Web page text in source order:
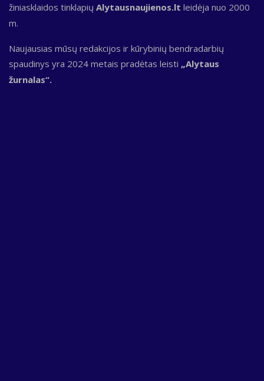
žiniasklaidos tinklapių Alytausnaujienos.lt leidėja nuo 2000
m.
Naujausias mūsų redakcijos ir kūrybinių bendradarbių
spaudinys yra 2024 metais pradėtas leisti „Alytaus
žurnalas“.